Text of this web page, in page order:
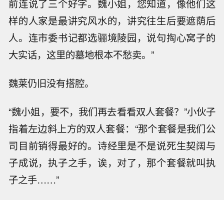
前连说了三个好字。魏小姐，您知道，像他们这
样的人家是最讲究风水的，讲究往生后要遮荫后
人。连市委书记都选骊境陵园，说句掏心窝子的
大实话，这里的墓地根本不愁卖。”
魏莱仍旧没有搭腔。
“魏小姐，要不，我们再去看看双人套餐？”小伙子
指着左边斜上方的双人套餐：“那个套餐是我们公
司目前销得最好的。诗经里是不是说死生契阔与
子成说，执子之手，诶，对了，那个套餐就叫执
子之手……”